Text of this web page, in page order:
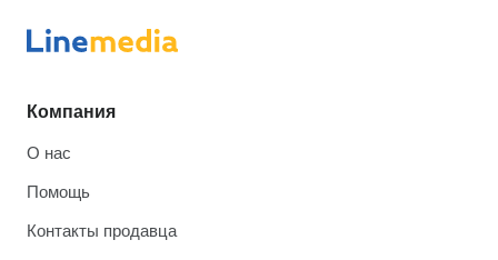
Компания
О нас
Помощь
Контакты продавца